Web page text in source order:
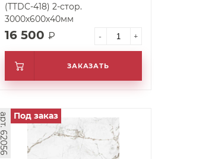
(TTDC-418) 2-стор.
3000х600х40мм
16 500 ₽ - +
ЗАКАЗАТЬ
арт. 62056 Под заказ